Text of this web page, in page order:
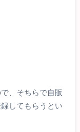
、そちらで自販
してもらうとい